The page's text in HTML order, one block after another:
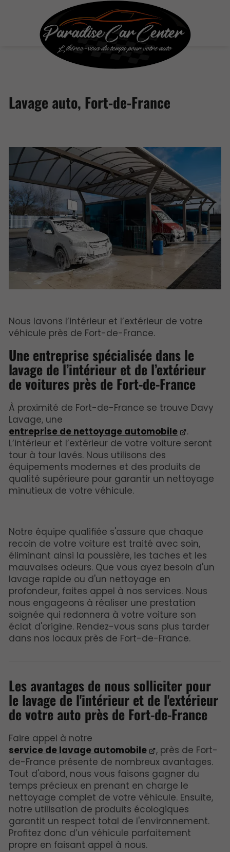
Lavage auto, Fort-de-France
Nous lavons l’intérieur et l’extérieur de votre
véhicule près de Fort-de-France.
Une entreprise spécialisée dans le
lavage de l’intérieur et de l’extérieur
de voitures près de Fort-de-France
À proximité de Fort-de-France se trouve Davy
Lavage, une
entreprise de nettoyage automobile
.
L’intérieur et l’extérieur de votre voiture seront
tour à tour lavés. Nous utilisons des
équipements modernes et des produits de
qualité supérieure pour garantir un nettoyage
minutieux de votre véhicule.
Notre équipe qualifiée s'assure que chaque
recoin de votre voiture est traité avec soin,
éliminant ainsi la poussière, les taches et les
mauvaises odeurs. Que vous ayez besoin d'un
lavage rapide ou d'un nettoyage en
profondeur, faites appel à nos services. Nous
nous engageons à réaliser une prestation
soignée qui redonnera à votre voiture son
éclat d'origine. Rendez-vous sans plus tarder
dans nos locaux près de Fort-de-France.
Les avantages de nous solliciter pour
le lavage de l'intérieur et de l'extérieur
de votre auto près de Fort-de-France
Faire appel à notre
service de lavage automobile
, près de Fort-
de-France présente de nombreux avantages.
Tout d'abord, nous vous faisons gagner du
temps précieux en prenant en charge le
nettoyage complet de votre véhicule. Ensuite,
notre utilisation de produits écologiques
garantit un respect total de l'environnement.
Profitez donc d’un véhicule parfaitement
propre en faisant appel à nous.